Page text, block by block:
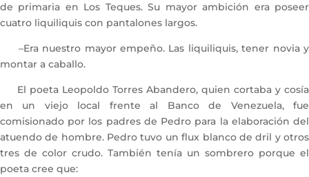
de primaria en Los Teques. Su mayor ambición era poseer
cuatro liquiliquis con pantalones largos.
–Era nuestro mayor empeño. Las liquiliquis, tener novia y
montar a caballo.
El poeta Leopoldo Torres Abandero, quien cortaba y cosía
en un viejo local frente al Banco de Venezuela, fue
comisionado por los padres de Pedro para la elaboración del
atuendo de hombre. Pedro tuvo un flux blanco de dril y otros
tres de color crudo. También tenía un sombrero porque el
poeta cree que: